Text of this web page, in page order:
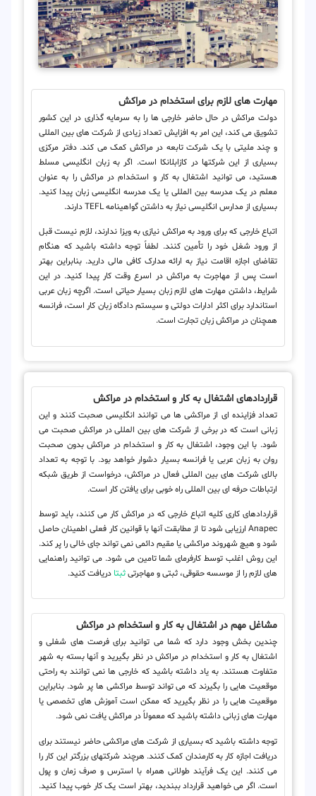
مهارت های لازم برای استخدام در مراکش
دولت مراکش در حال حاضر خارجی ها را به سرمایه گذاری در این کشور
تشویق می کند، این امر به افزایش تعداد زیادی از شرکت های بین المللی
و چند ملیتی با یک شرکت تابعه در مراکش کمک می کند. دفتر مرکزی
بسیاری از این شرکتها در کازابلانکا است. اگر به زبان انگلیسی مسلط
هستید، می توانید اشتغال به کار و استخدام در مراکش را به عنوان
معلم در یک مدرسه بین المللی یا یک مدرسه انگلیسی زبان پیدا کنید.
بسیاری از مدارس انگلیسی نیاز به داشتن گواهینامه TEFL دارند.
اتباع خارجی که برای ورود به مراکش نیازی به ویزا ندارند، لازم نیست قبل
از ورود شغل خود را تأمین کنند. لطفاً توجه داشته باشید که هنگام
تقاضای اجازه اقامت نیاز به ارائه مدارک کافی مالی دارید. بنابراین بهتر
است پس از مهاجرت به مراکش در اسرع وقت کار پیدا کنید. در این
شرایط، داشتن مهارت های لازم زبان بسیار حیاتی است. اگرچه زبان عربی
استاندارد برای اکثر ادارات دولتی و سیستم دادگاه زبان کار است، فرانسه
همچنان در مراکش زبان تجارت است.
قراردادهای اشتغال به کار و استخدام در مراکش
تعداد فزاینده ای از مراکشی ها می توانند انگلیسی صحبت کنند و این
زبانی است که در برخی از شرکت های بین المللی در مراکش صحبت می
شود. با این وجود، اشتغال به کار و استخدام در مراکش بدون صحبت
روان به زبان عربی یا فرانسه بسیار دشوار خواهد بود. با توجه به تعداد
بالای شرکت های بین المللی فعال در مراکش، درخواست از طریق شبکه
ارتباطات حرفه ای بین المللی راه خوبی برای یافتن کار است.
قراردادهای کاری کلیه اتباع خارجی که در مراکش کار می کنند، باید توسط
Anapec ارزیابی شود تا از مطابقت آنها با قوانین کار فعلی اطمینان حاصل
شود و هیچ شهروند مراکشی یا مقیم دائمی نمی تواند جای خالی را پر کند.
این روش اغلب توسط کارفرمای شما تامین می شود. می توانید راهنمایی
های لازم را از موسسه حقوقی، ثبتی و مهاجرتیثبتا دریافت کنید.
مشاغل مهم در اشتغال به کار و استخدام در مراکش
چندین بخش وجود دارد که شما می توانید برای فرصت های شغلی و
اشتغال به کار و استخدام در مراکش در نظر بگیرید و آنها بسته به شهر
متفاوت هستند. به یاد داشته باشید که خارجی ها نمی توانند به راحتی
موقعیت هایی را بگیرند که می تواند توسط مراکشی ها پر شود. بنابراین
موقعیت هایی را در نظر بگیرید که ممکن است آموزش های تخصصی یا
مهارت های زبانی داشته باشید که معمولاً در مراکش یافت نمی شود.
توجه داشته باشید که بسیاری از شرکت های مراکشی حاضر نیستند برای
دریافت اجازه کار به کارمندان کمک کنند. هرچند شرکتهای بزرگتر این کار را
می کنند. این یک فرآیند طولانی همراه با استرس و صرف زمان و پول
است. اگر می خواهید قرارداد ببندید، بهتر است یک کار خوب پیدا کنید.